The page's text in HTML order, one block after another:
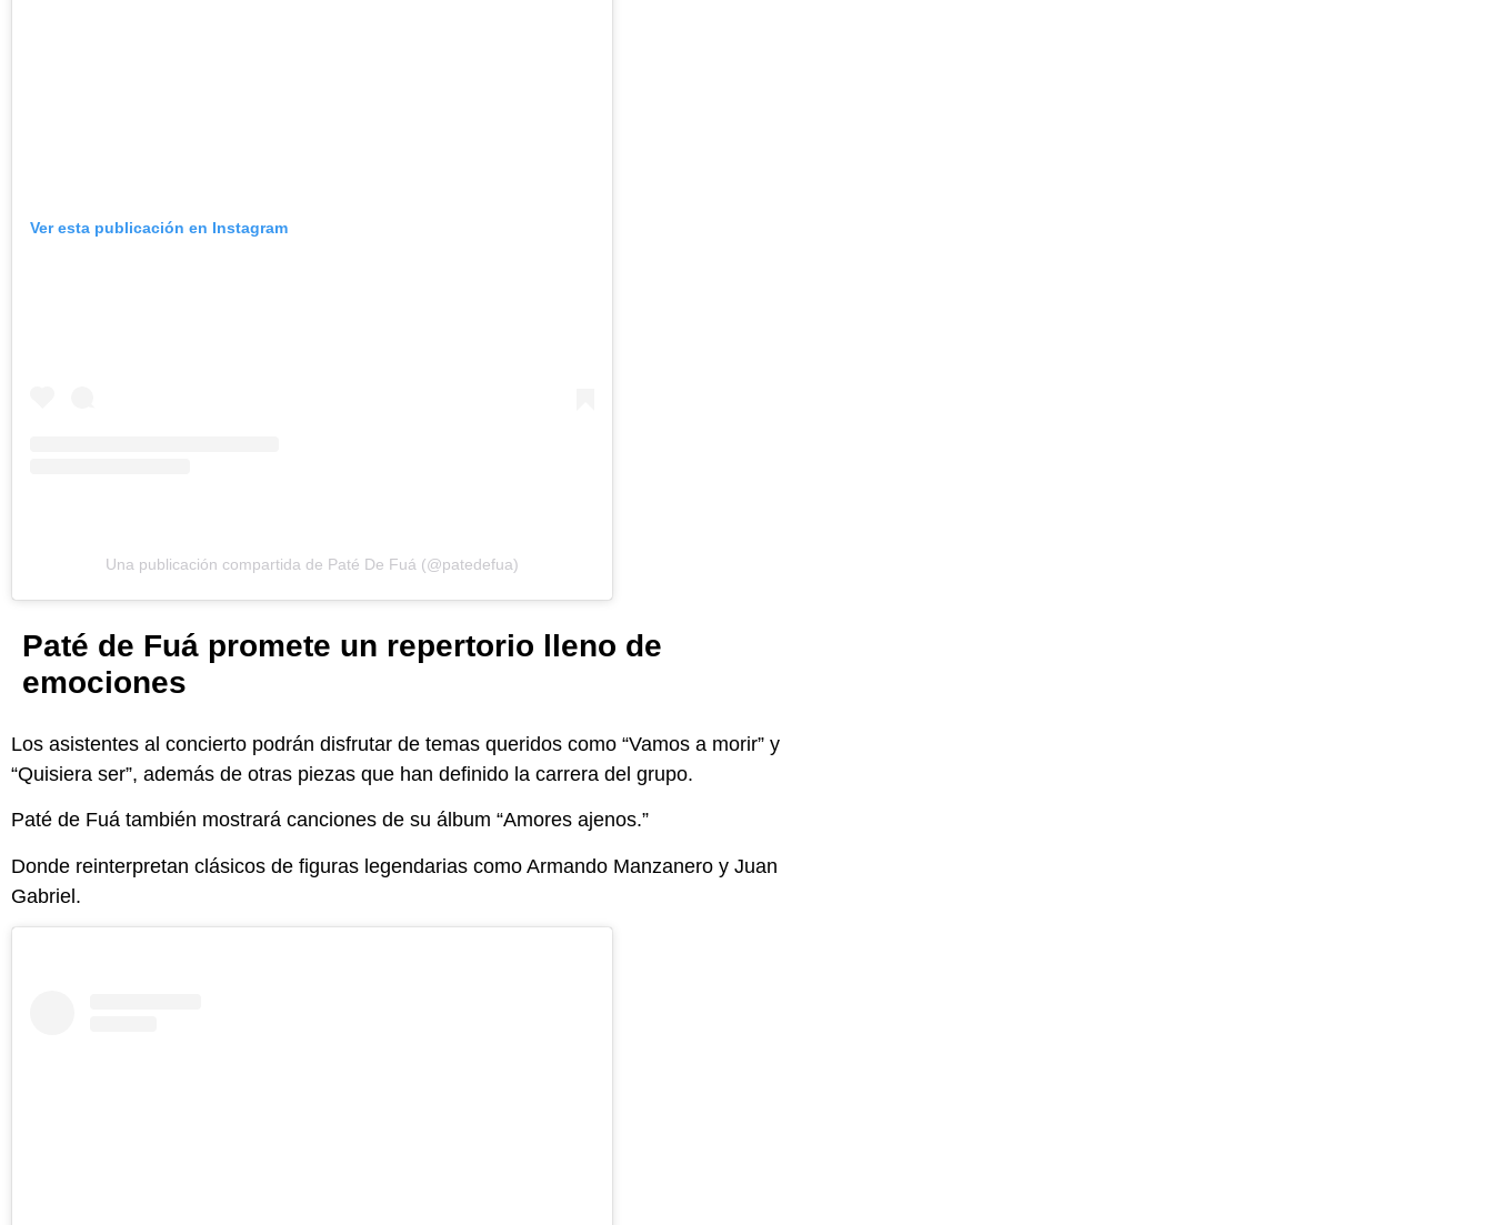
Ver esta publicación en Instagram
Una publicación compartida de Paté De Fuá (@patedefua)
Paté de Fuá promete un repertorio lleno de
emociones
Los asistentes al concierto podrán disfrutar de temas queridos como “Vamos a morir” y
“Quisiera ser”, además de otras piezas que han definido la carrera del grupo.
Paté de Fuá también mostrará canciones de su álbum “Amores ajenos.”
Donde reinterpretan clásicos de figuras legendarias como Armando Manzanero y Juan
Gabriel.